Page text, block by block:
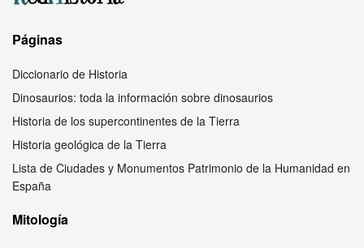
Páginas
Diccionario de Historia
Dinosaurios: toda la información sobre dinosaurios
Historia de los supercontinentes de la Tierra
Historia geológica de la Tierra
Lista de Ciudades y Monumentos Patrimonio de la Humanidad en
España
Mitología